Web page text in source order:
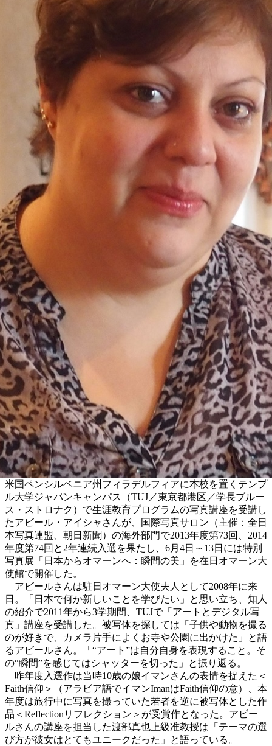
米国ペンシルベニア州フィラデルフィアに本校を置くテンプ
ル大学ジャパンキャンパス（TUJ／東京都港区／学長ブルー
ス・ストロナク）で生涯教育プログラムの写真講座を受講し
たアビール・アイシャさんが、国際写真サロン（主催：全日
本写真連盟、朝日新聞）の海外部門で2013年度第73回、2014
年度第74回と2年連続入選を果たし、6月4日～13日には特別
写真展「日本からオマーンへ：瞬間の美」を在日オマーン大
使館で開催した。
アビールさんは駐日オマーン大使夫人として2008年に来
日。「日本で何か新しいことを学びたい」と思い立ち、知人
の紹介で2011年から3学期間、TUJで「アートとデジタル写
真」講座を受講した。被写体を探しては「子供や動物を撮る
のが好きで、カメラ片手によくお寺や公園に出かけた」と語
るアビールさん。「“アート”は自分自身を表現すること。そ
の“瞬間”を感じてはシャッターを切った」と振り返る。
昨年度入選作は当時10歳の娘イマンさんの表情を捉えた＜
Faith信仰＞（アラビア語でイマンImanはFaith信仰の意）、本
年度は旅行中に写真を撮っていた若者を逆に被写体とした作
品＜Reflectionリフレクション＞が受賞作となった。アビー
ルさんの講座を担当した渡部真也上級准教授は「テーマの選
び方が彼女はとてもユニークだった」と語っている。